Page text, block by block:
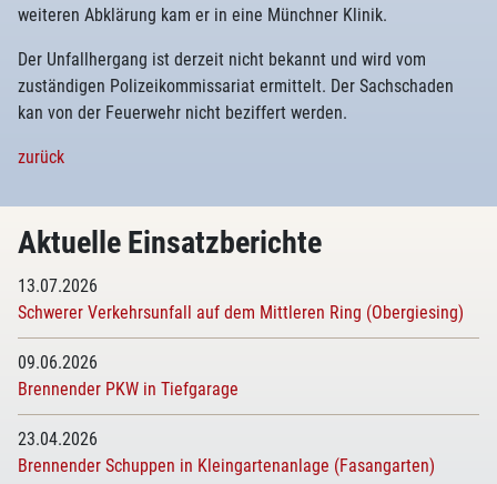
weiteren Abklärung kam er in eine Münchner Klinik.
Der Unfallhergang ist derzeit nicht bekannt und wird vom
zuständigen Polizeikommissariat ermittelt. Der Sachschaden
kan von der Feuerwehr nicht beziffert werden.
zurück
Aktuelle Einsatzberichte
13.07.2026
Schwerer Verkehrsunfall auf dem Mittleren Ring (Obergiesing)
09.06.2026
Brennender PKW in Tiefgarage
23.04.2026
Brennender Schuppen in Kleingartenanlage (Fasangarten)